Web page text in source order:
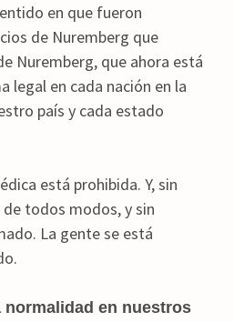
en que fueron
de Nuremberg que
Nuremberg, que ahora está
legal en cada nación en la
país y cada estado
está prohibida. Y, sin
todos modos, y sin
La gente se está
normalidad en nuestros